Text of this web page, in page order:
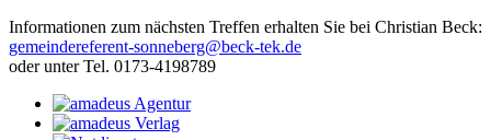
Informationen zum nächsten Treffen erhalten Sie bei Christian Beck:
gemeindereferent-sonneberg@beck-tek.de
oder unter Tel. 0173-4198789